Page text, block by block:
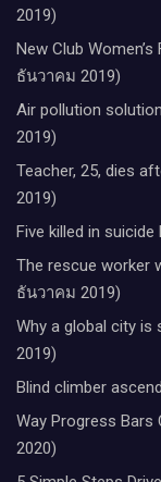
2019)
New Club
ธันวาคม 2019)
Air pollution
2019)
Teacher, 25, dies
2019)
Five killed in
The rescue worker
ธันวาคม 2019)
Why a global city
2019)
Blind climber
Way Progress
2020)